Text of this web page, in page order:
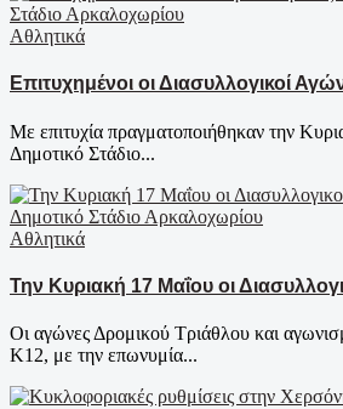
Αθλητικά
Επιτυχημένοι οι Διασυλλογικοί
Με επιτυχία πραγματοποιήθηκαν την
Δημοτικό Στάδιο...
Αθλητικά
Την Κυριακή 17 Μαΐου οι
Οι αγώνες Δρομικού Τριάθλου και
Κ12, με την επωνυμία...